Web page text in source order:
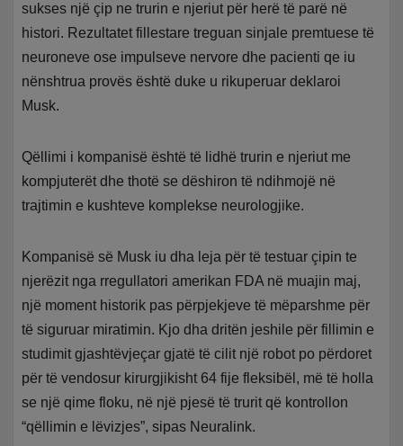
sukses një çip ne trurin e njeriut për herë të parë në
histori. Rezultatet fillestare treguan sinjale premtuese të
neuroneve ose impulseve nervore dhe pacienti qe iu
nënshtrua provës është duke u rikuperuar deklaroi
Musk.
Qëllimi i kompanisë është të lidhë trurin e njeriut me
kompjuterët dhe thotë se dëshiron të ndihmojë në
trajtimin e kushteve komplekse neurologjike.
Kompanisë së Musk iu dha leja për të testuar çipin te
njerëzit nga rregullatori amerikan FDA në muajin maj,
një moment historik pas përpjekjeve të mëparshme për
të siguruar miratimin. Kjo dha dritën jeshile për fillimin e
studimit gjashtëvjeçar gjatë të cilit një robot po përdoret
për të vendosur kirurgjikisht 64 fije fleksibël, më të holla
se një qime floku, në një pjesë të trurit që kontrollon
“qëllimin e lëvizjes”, sipas Neuralink.